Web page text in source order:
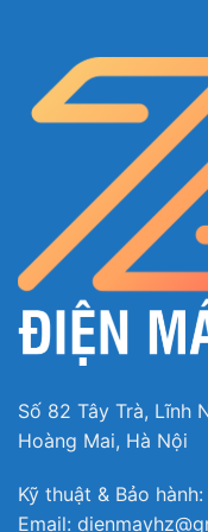
hẹn giờ giặt là từ
– Chỉnh nhiệt độ
– Lưu chương
gian cho lần
các thông số.
Số 82 Tây Trà, Lĩnh
Hoàng Mai, Hà Nội
Kỹ thuật & Bảo
Email: